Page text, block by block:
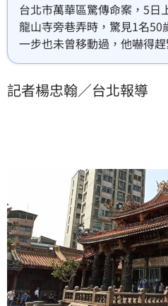
台北市萬華區驚傳命案，5日
龍山寺旁巷弄時，驚見1名50
一步也未曾移動過，他嚇得
後趕抵現場，經檢傷後發現
並無意見，檢察官已將遺體發
記者楊忠翰／台北報導